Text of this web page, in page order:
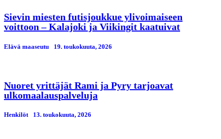
Sievin miesten futisjoukkue ylivoimaiseen
voittoon – Kalajoki ja Viikingit kaatuivat
Elävä maaseutu 19. toukokuuta, 2026
Nuoret yrittäjät Rami ja Pyry tarjoavat
ulkomaalauspalveluja
Henkilöt 13. toukokuuta, 2026